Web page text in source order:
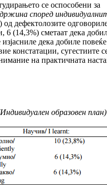
се оспособени за
според инди­видуал­ни­
од дефек­то­лозите
(14,3%) сметаат дека
дека добиле повеќе
констатации, сугестиите
на практичната
образовен план)